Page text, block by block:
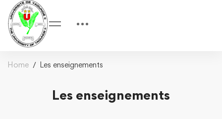
Home Les enseignements
Les enseignements